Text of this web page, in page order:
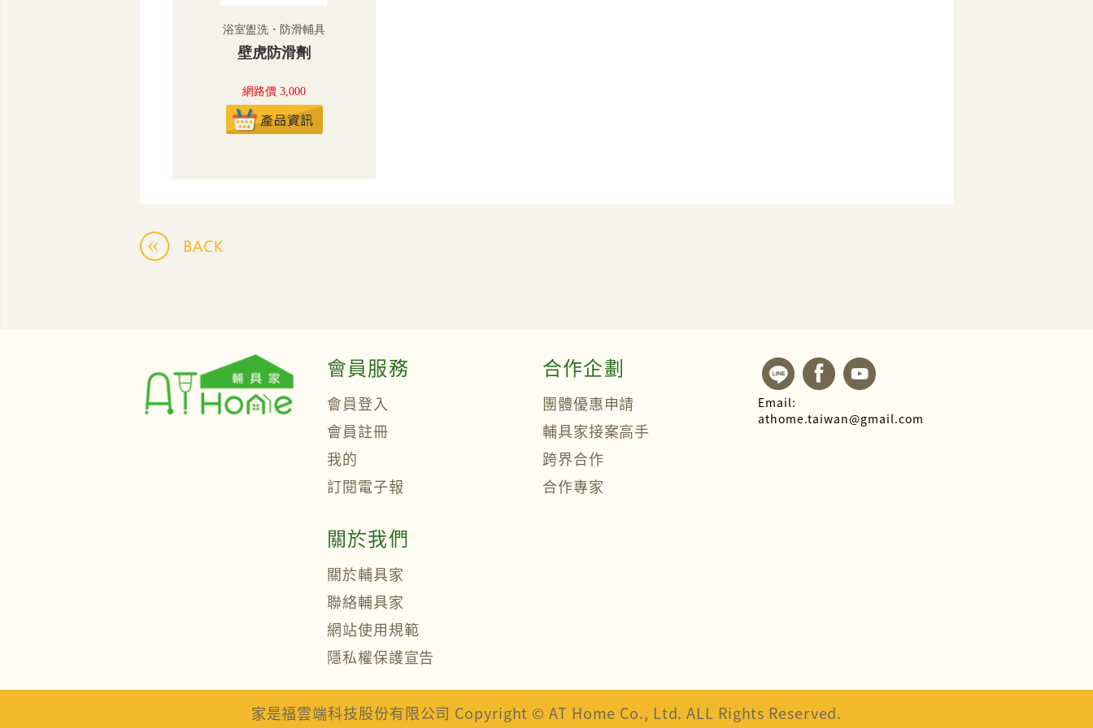
浴室盥洗・防滑輔具
壁虎防滑劑
網路價 3,000
會員服務
會員登入
會員註冊
我的
訂閱電子報
合作企劃
團體優惠申請
輔具家接案高手
跨界合作
合作專家
Email:
athome.taiwan@gmail.com
關於我們
關於輔具家
聯絡輔具家
網站使用規範
隱私權保護宣告
家是福雲端科技股份有限公司 Copyright © AT Home Co., Ltd. ALL Rights Reserved.